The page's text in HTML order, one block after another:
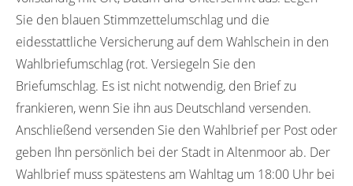
Sie den blauen Stimmzettelumschlag und die
eidesstattliche Versicherung auf dem Wahlschein in den
Wahlbriefumschlag (rot. Versiegeln Sie den
Briefumschlag. Es ist nicht notwendig, den Brief zu
frankieren, wenn Sie ihn aus Deutschland versenden.
Anschließend versenden Sie den Wahlbrief per Post oder
geben Ihn persönlich bei der Stadt in Altenmoor ab. Der
Wahlbrief muss spätestens am Wahltag um 18:00 Uhr bei